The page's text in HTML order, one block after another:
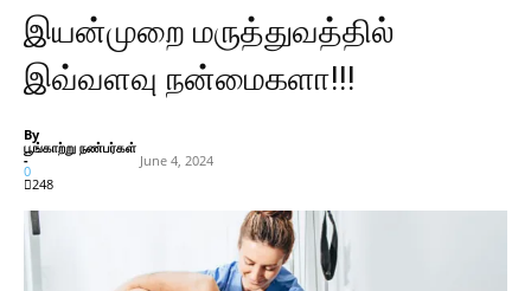
இயன்முறை மருத்துவத்தில்
இவ்வளவு நன்மைகளா!!!
By
பூங்காற்று நண்பர்கள்
- June 4, 2024
0
248